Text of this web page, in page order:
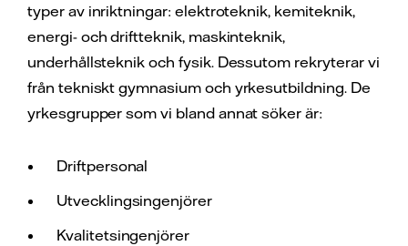
typer av inriktningar: elektroteknik, kemiteknik,
energi- och driftteknik, maskinteknik,
underhållsteknik och fysik. Dessutom rekryterar vi
från tekniskt gymnasium och yrkesutbildning. De
yrkesgrupper som vi bland annat söker är:
Driftpersonal
Utvecklingsingenjörer
Kvalitetsingenjörer